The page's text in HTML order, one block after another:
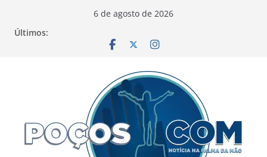
6 de agosto de 2026
Últimos: